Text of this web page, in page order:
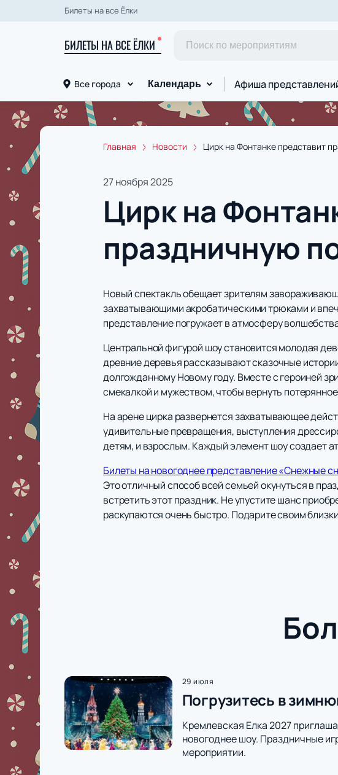
Билеты на все Ёлки
БИЛЕТЫ НА ВСЕ ЁЛКИ
Все города Календарь Афиша
Главная Новости Цирк на Фонтанке представит
27 ноября 2025
Цирк на
праздничную
Новый спектакль обещает зрителям
захватывающими акробатическими трюками и
представление погружает в атмосферу
Центральной фигурой шоу становится молодая
древние деревья рассказывают сказочные
долгожданному Новому году. Вместе с героиней
смекалкой и мужеством, чтобы вернуть
На арене цирка развернется захватывающее
удивительные превращения, выступления
детям, и взрослым. Каждый элемент шоу создает
Билеты на новогоднее представление «Снежные
Это отличный способ всей семьей окунуться в
встретить этот праздник. Не упустите шанс
раскупаются очень быстро. Подарите своим
29 июля
Погрузитесь в
Кремлевская Елка 2027
новогоднее шоу. Праздничные
мероприятии.